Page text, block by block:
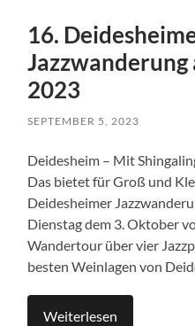
16.
2023
SEPTEMBER 5, 2023
Deidesheim – Mit
Das bietet für Groß und
Deidesheimer
Dienstag dem 3. Oktober
Wandertour über vier
besten Weinlagen von
Weiterlesen